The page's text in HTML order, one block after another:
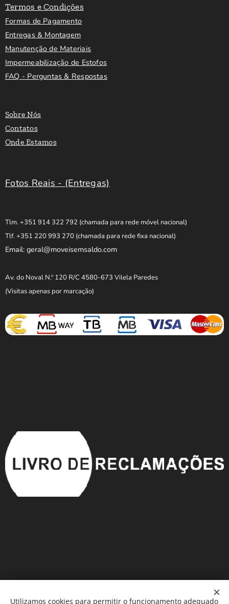
Termos e Condições
Formas de Pagamento
Entregas & Montagem
Manutenção de Materiais
Impermeabilização de Estofos
FAQ - Perguntas & Respostas
Sobre Nós
Contatos
Onde Estamos
Fotos Reais - (Entregas)
Tlm. +351 914 322 792 (chamada para rede móvel nacional)
Tlf. +351 220 993 270 (chamada para rede fixa nacional)
Email: geral@moveisemsaldo.com
Av. do Noval N.º 120 R/C 4580-673 Vilela Paredes
(Visitas apenas por marcação)
Utilizamos cookies para permitir o funcionamento adequado